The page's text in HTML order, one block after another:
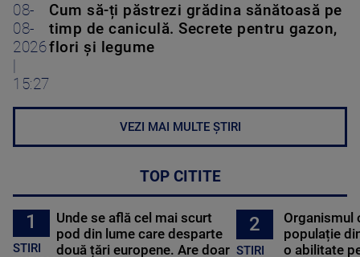
08-
08-
2026
15:27
Cum să-ți păstrezi grădina sănătoasă pe
timp de caniculă. Secrete pentru gazon,
flori și legume
VEZI MAI MULTE ȘTIRI
TOP CITITE
1
STIRI
Unde se află cel mai scurt
pod din lume care desparte
două țări europene. Are doar
2
STIRI
Organismul
populație
o abilitate